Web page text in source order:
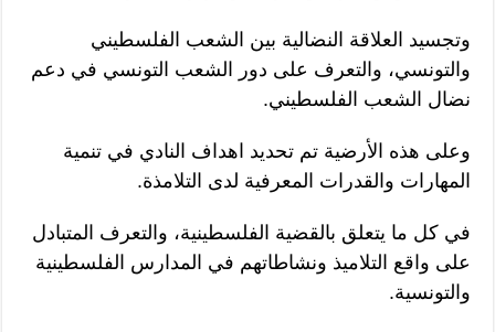
وتجسيد العلاقة النضالية بين الشعب الفلسطيني
والتونسي، والتعرف على دور الشعب التونسي في دعم
نضال الشعب الفلسطيني.
وعلى هذه الأرضية تم تحديد اهداف النادي في تنمية
المهارات والقدرات المعرفية لدى التلامذة.
في كل ما يتعلق بالقضية الفلسطينية، والتعرف المتبادل
على واقع التلاميذ ونشاطاتهم في المدارس الفلسطينية
والتونسية.